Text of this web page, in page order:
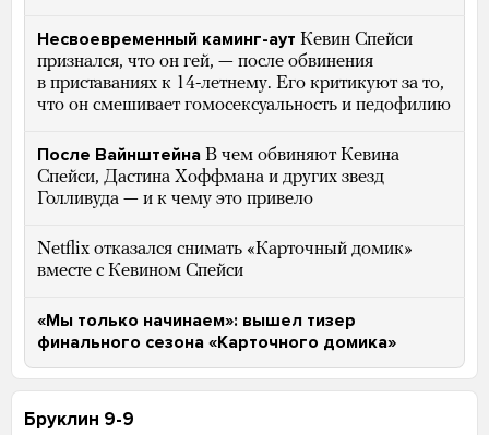
Несвоевременный каминг-аут Кевин Спейси
признался, что он гей, — после обвинения
в приставаниях к 14-летнему. Его критикуют за то,
что он смешивает гомосексуальность и педофилию
После Вайнштейна В чем обвиняют Кевина
Спейси, Дастина Хоффмана и других звезд
Голливуда — и к чему это привело
Netflix отказался снимать «Карточный домик»
вместе с Кевином Спейси
«Мы только начинаем»: вышел тизер
финального сезона «Карточного домика»
Бруклин 9-9